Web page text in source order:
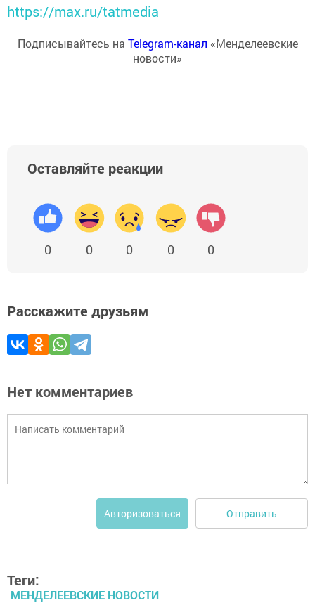
https://max.ru/tatmedia
Подписывайтесь на Telegram-канал «Менделеевские
новости»
Оставляйте реакции
0 0 0 0 0
Расскажите друзьям
Нет комментариев
Авторизоваться Отправить
Теги:
МЕНДЕЛЕЕВСКИЕ НОВОСТИ